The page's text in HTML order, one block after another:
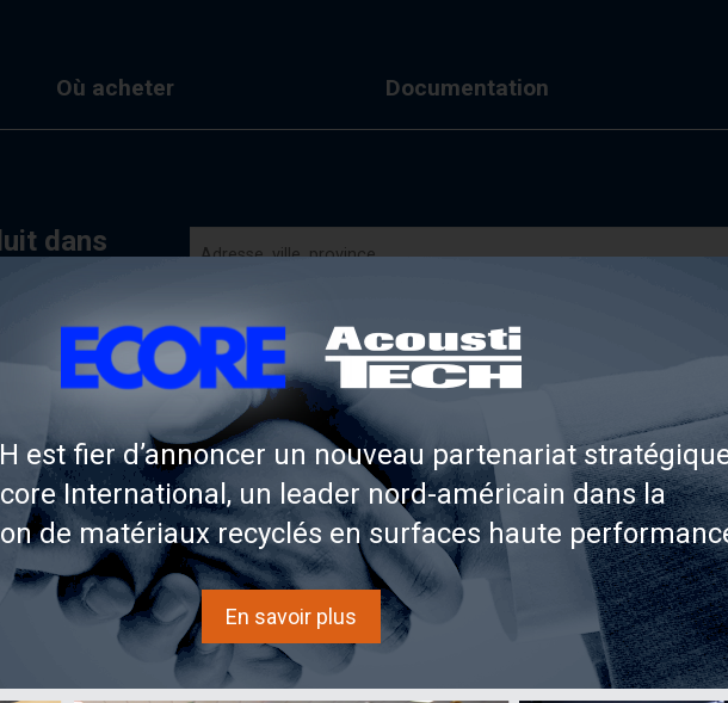
Où acheter Documentation
dans
SOLUTIONS ACOUSTITECH
est fier d’annoncer un nouveau partenariat
International, un leader nord-américain dans la
de matériaux recyclés en surfaces haute
En savoir plus